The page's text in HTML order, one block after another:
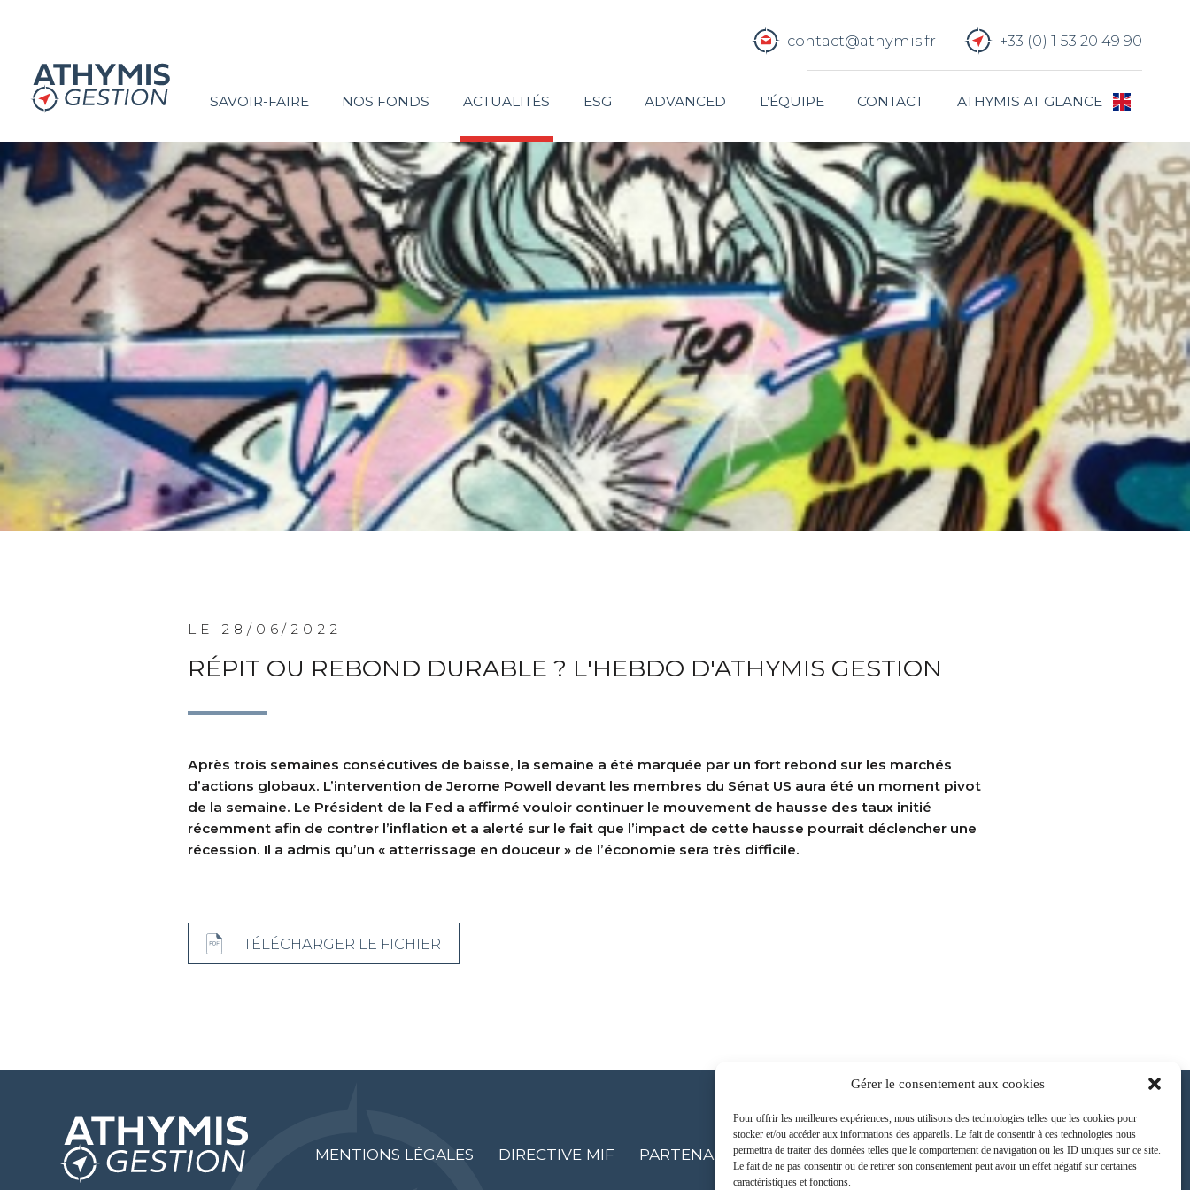
Gérer le consentement aux cookies
Pour offrir les meilleures expériences, nous utilisons des technologies telles que les cookies pour
stocker et/ou accéder aux informations des appareils. Le fait de consentir à ces technologies nous
permettra de traiter des données telles que le comportement de navigation ou les ID uniques sur ce site.
Le fait de ne pas consentir ou de retirer son consentement peut avoir un effet négatif sur certaines
caractéristiques et fonctions.
contact@athymis.fr +33 (0) 1 53 20 49 90
SAVOIR-FAIRE NOS FONDS ACTUALITÉS ESG ADVANCED L’ÉQUIPE CONTACT ATHYMIS AT GLANCE
LE 28/06/2022
RÉPIT OU REBOND DURABLE ? L'HEBDO D'ATHYMIS GESTION
Après trois semaines consécutives de baisse, la semaine a été marquée par un fort rebond sur les marchés
d’actions globaux. L’intervention de Jerome Powell devant les membres du Sénat US aura été un moment pivot
de la semaine. Le Président de la Fed a affirmé vouloir continuer le mouvement de hausse des taux initié
récemment afin de contrer l’inflation et a alerté sur le fait que l’impact de cette hausse pourrait déclencher une
récession. Il a admis qu’un « atterrissage en douceur » de l’économie sera très difficile.
TÉLÉCHARGER LE FICHIER
MENTIONS LÉGALES DIRECTIVE MIF PARTENAIRES CONTACT